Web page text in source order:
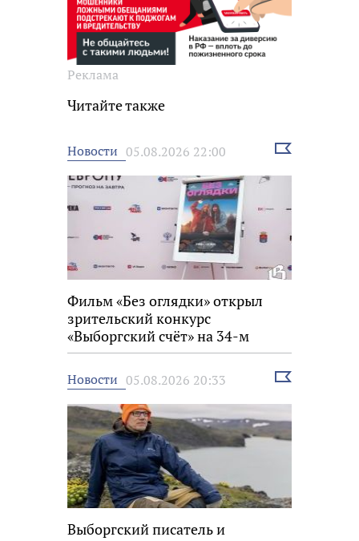
Реклама
Читайте также
Новости 05.08.2026 22:00
Выбрать
Фильм «Без оглядки» открыл
зрительский конкурс
«Выборгский счёт» на 34-м
фестивале «Окно в Европу»
Новости 05.08.2026 20:33
Выбрать
Выборгский писатель и